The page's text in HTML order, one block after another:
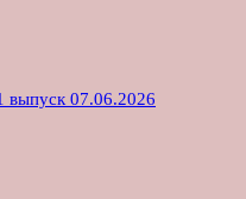
выпуск 07.06.2026